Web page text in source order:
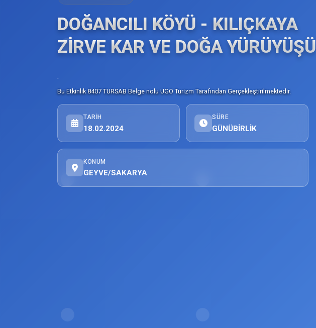
DOĞANCILI KÖYÜ - KILIÇKAYA
ZİRVE KAR VE DOĞA YÜRÜYÜŞÜ
.
Bu Etkinlik 8407 TURSAB Belge nolu UGO Turizm Tarafından Gerçekleştirilmektedir.
TARIH
18.02.2024
SÜRE
GÜNÜBİRLİK
KONUM
GEYVE/SAKARYA